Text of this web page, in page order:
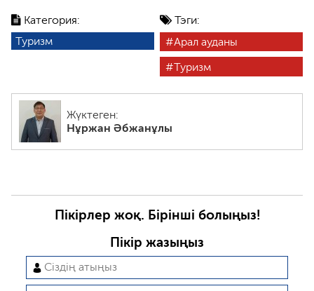
Категория:
Туризм
Тэги:
Арал ауданы
Туризм
Жүктеген:
Нұржан Әбжанұлы
Пікірлер жоқ. Бірінші болыңыз!
Пікір жазыңыз